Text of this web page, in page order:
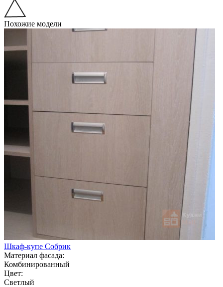
Похожие модели
Шкаф-купе Собрик
Материал фасада:
Комбинированный
Цвет:
Светлый